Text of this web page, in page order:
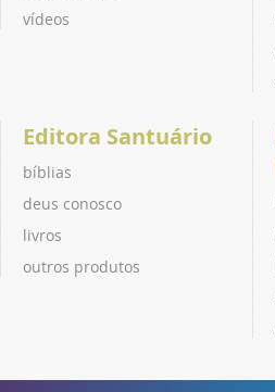
vídeos
Editora Santuário
bíblias
deus conosco
livros
outros produtos